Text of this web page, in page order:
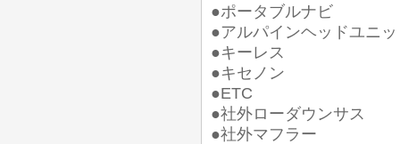
●ポータブルナビ
●アルパインヘッドユニ
●キーレス
●キセノン
●ETC
●社外ローダウンサス
●社外マフラー